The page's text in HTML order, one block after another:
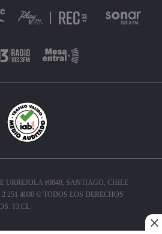
URREJOLA #0848, SANTIAGO, CHILE
251 4000 © TODOS LOS DERECHOS
13.CL